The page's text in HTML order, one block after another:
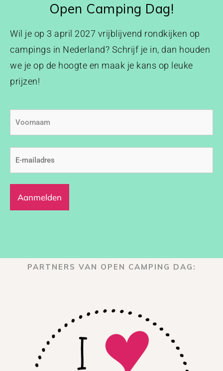
Open Camping Dag!
Wil je op 3 april 2027 vrijblijvend rondkijken op
campings in Nederland? Schrijf je in, dan houden
we je op de hoogte en maak je kans op leuke
prijzen!
Voornaam
E-
mailadres
PARTNERS VAN OPEN CAMPING DAG: